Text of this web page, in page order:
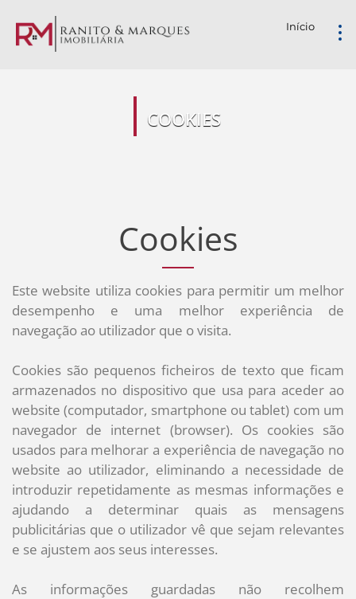
Início
COOKIES
Cookies
Este website utiliza cookies para permitir um melhor
desempenho e uma melhor experiência de
navegação ao utilizador que o visita.
Cookies são pequenos ficheiros de texto que ficam
armazenados no dispositivo que usa para aceder ao
website (computador, smartphone ou tablet) com um
navegador de internet (browser). Os cookies são
usados para melhorar a experiência de navegação no
website ao utilizador, eliminando a necessidade de
introduzir repetidamente as mesmas informações e
ajudando a determinar quais as mensagens
publicitárias que o utilizador vê que sejam relevantes
e se ajustem aos seus interesses.
As informações guardadas não recolhem